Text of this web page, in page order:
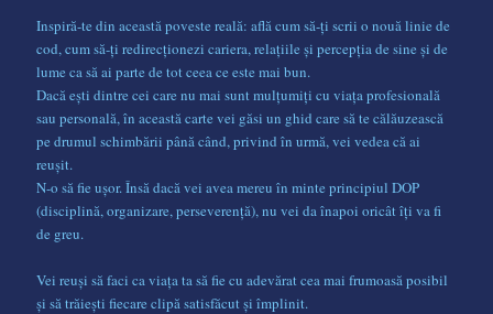
Inspiră-te din această poveste reală: află cum să-ți scrii o nouă linie de
cod, cum să-ți redirecționezi cariera, relațiile și percepția de sine și de
lume ca să ai parte de tot ceea ce este mai bun.
Dacă ești dintre cei care nu mai sunt mulțumiți cu viața profesională
sau personală, în această carte vei găsi un ghid care să te călăuzească
pe drumul schimbării până când, privind în urmă, vei vedea că ai
reușit.
N-o să fie ușor. Însă dacă vei avea mereu în minte principiul DOP
(disciplină, organizare, perseverență), nu vei da înapoi oricât îți va fi
de greu.
Vei reuși să faci ca viața ta să fie cu adevărat cea mai frumoasă posibil
și să trăiești fiecare clipă satisfăcut și împlinit.